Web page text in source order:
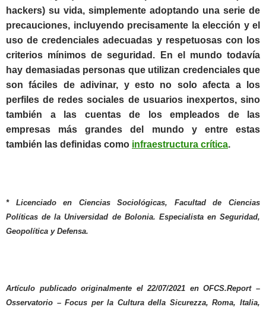
hackers) su vida, simplemente adoptando una serie de
precauciones, incluyendo precisamente la elección y el
uso de credenciales adecuadas y respetuosas con los
criterios mínimos de seguridad. En el mundo todavía
hay demasiadas personas que utilizan credenciales que
son fáciles de adivinar, y esto no solo afecta a los
perfiles de redes sociales de usuarios inexpertos, sino
también a las cuentas de los empleados de las
empresas más grandes del mundo y entre estas
también las definidas como infraestructura crítica.
* Licenciado en Ciencias Sociológicas, Facultad de Ciencias
Políticas de la Universidad de Bolonia. Especialista en Seguridad,
Geopolítica y Defensa.
Artículo publicado originalmente el 22/07/2021 en OFCS.Report –
Osservatorio – Focus per la Cultura della Sicurezza, Roma, Italia,